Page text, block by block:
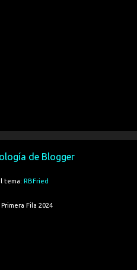
de Blogger
tema: RBFried
Fila 2024